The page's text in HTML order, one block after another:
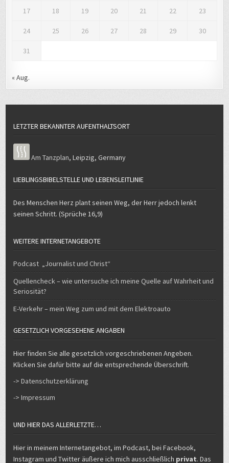
17 18 19 20 21 22 23
24 25 26 27 28 29 30
31
« Aug.
LETZTER BEKANNTER AUFENTHALTSORT
Am Tanzplan,Leipzig,Germany
LIEBLINGSBIBELSTELLE UND LEBENSLEITLINIE
Des Menschen Herz plant seinen Weg, der Herr jedoch lenkt
seinen Schritt. (Sprüche 16,9)
WEITERE INTERNETANGEBOTE
Podcast „Journalist und Christ“
Quellencheck – wie untersuche ich meine Quelle auf Wahrheit und
Seriosität?
E-Verkehr – mein Weg zum und mit dem Elektroauto
GESETZLICH VORGESEHENE ANGABEN
Hier finden Sie alle gesetzlich vorgeschriebenen Angeben.
Klicken Sie dafür bitte auf die entsprechende Überschrift.
-> Datenschutzerklärung
-> Impressum
UND HIER DAS ALLERLETZTE…
Hier in meinem Internetangebot, im Podcast, bei Facebook,
Instagram und Twitter äußere ich mich ausschließlich privat. Das